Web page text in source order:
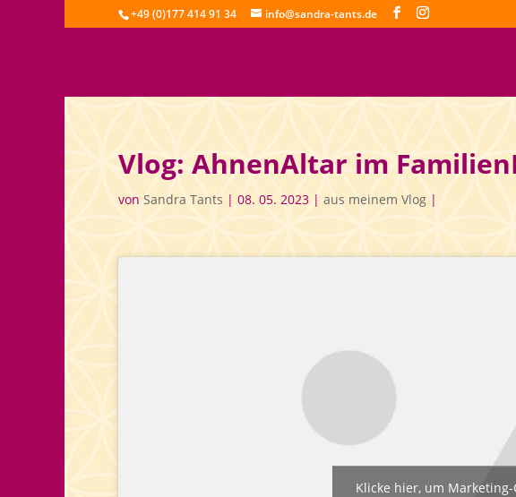
+49 (0)177 414 91 34 info@sandra-tants.de
Vlog: AhnenAltar im
von Sandra Tants | 08. 05. 2023 | aus meinem Vlog |
Klicke hier, um Marketing-